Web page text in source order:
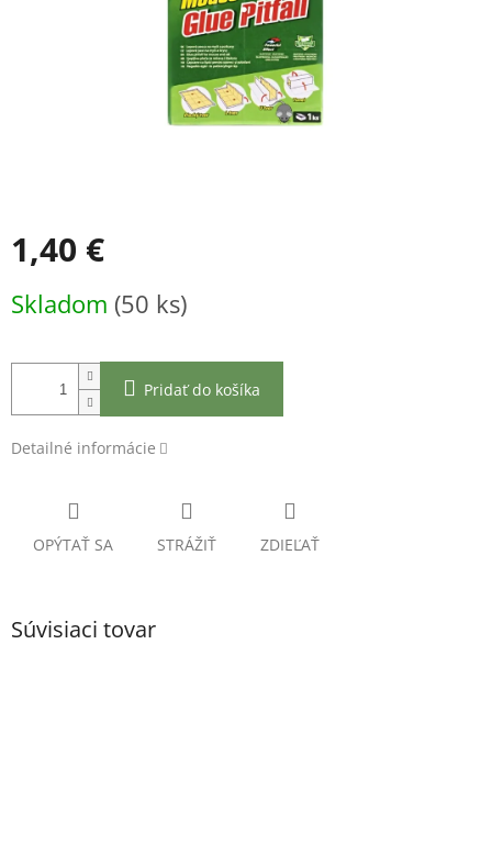
1,40 €
cena:
Skladom (50 ks)
Pridať do košíka
Detailné informácie
OPÝTAŤ SA STRÁŽIŤ ZDIEĽAŤ
Súvisiaci tovar